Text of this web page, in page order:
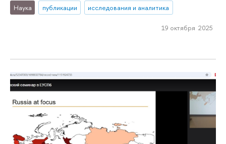
Наука публикации исследования и аналитика
19 октября 2025